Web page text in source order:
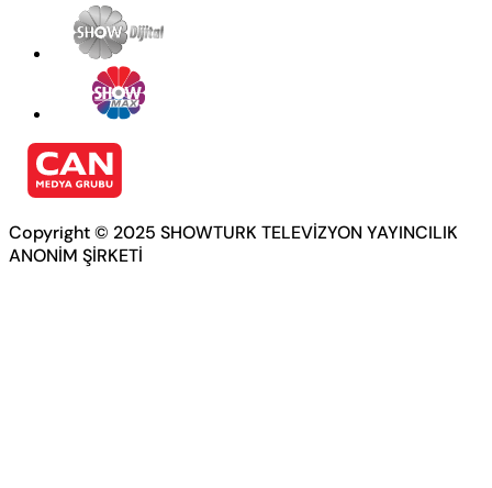
Copyright © 2025 SHOWTURK TELEVİZYON YAYINCILIK
ANONİM ŞİRKETİ